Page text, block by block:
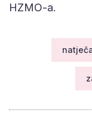
HZMO-a.